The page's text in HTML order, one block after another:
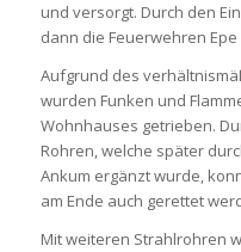
und versorgt. Durch den
dann die Feuerwehren
Aufgrund des
wurden Funken und
Wohnhauses getrieben.
Rohren, welche später
Ankum ergänzt wurde,
am Ende auch gerettet
Mit weiteren Strahlrohren